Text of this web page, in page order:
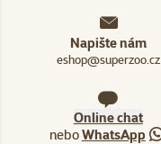
Napište nám
eshop@superzoo.cz
Online chat
neboWhatsApp